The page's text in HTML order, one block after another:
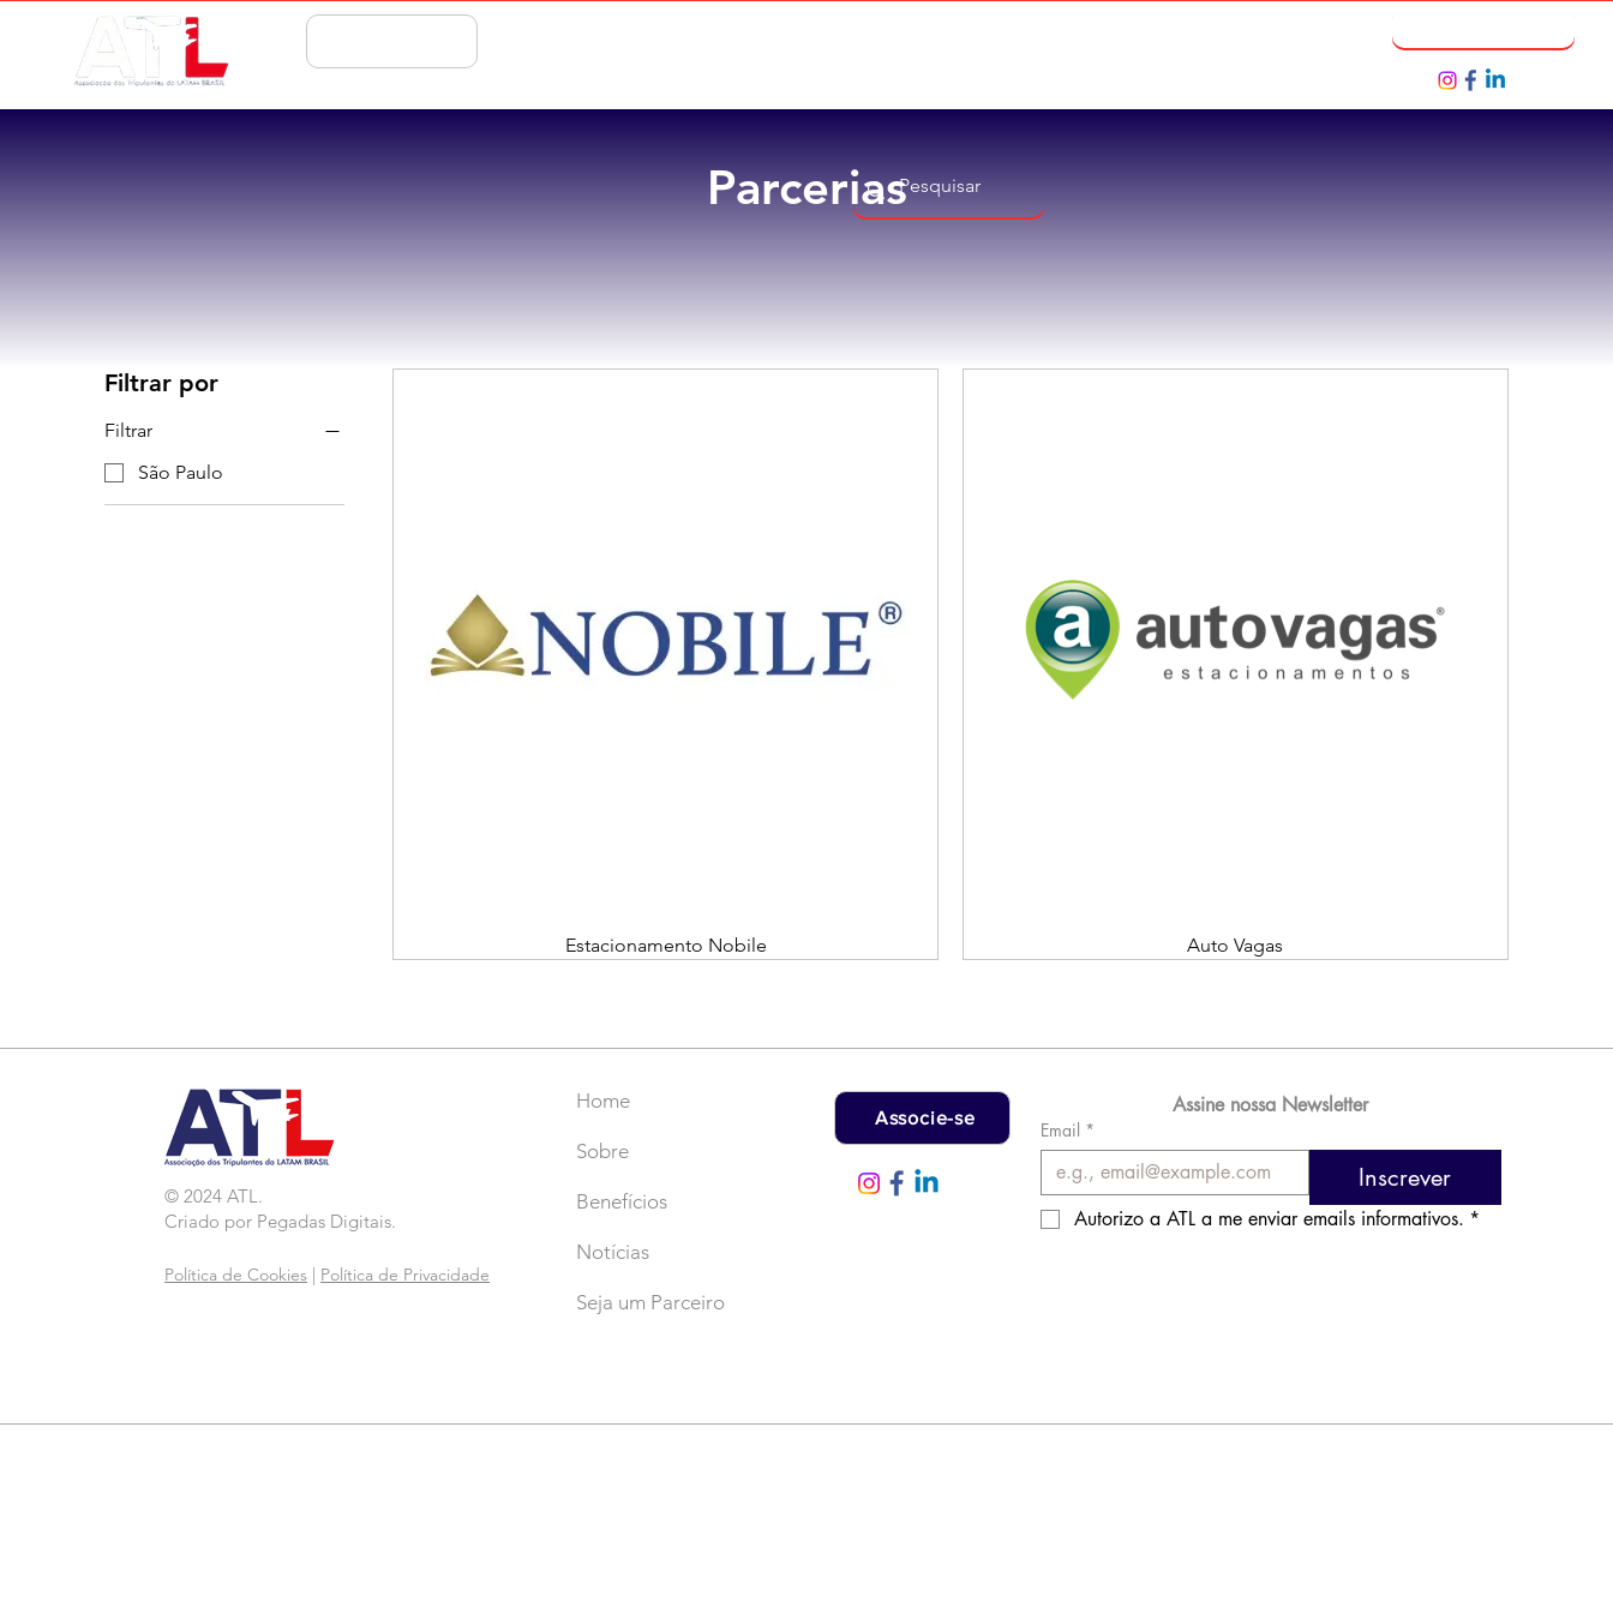
Parcerias
Filtrar por
Filtrar
São Paulo
Estacionamento Nobile Auto Vagas
© 2024 ATL.
Criado por Pegadas Digitais.
Política de Cookies | Política de Privacidade
Home
Sobre
Benefícios
Notícias
Seja um Parceiro
Associe-se
Assine nossa Newsletter
Email *
Inscrever
Autorizo a ATL a me enviar emails informativos. *